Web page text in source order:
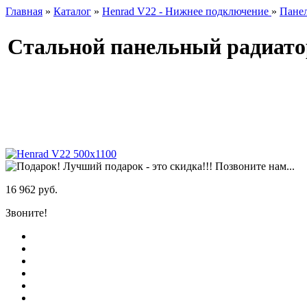
Главная » Каталог » Henrad V22 - Нижнее подключение »
Стальной панельный
Лучший подарок - это скидка!!! Позвоните нам...
16 962 руб.
Звоните!